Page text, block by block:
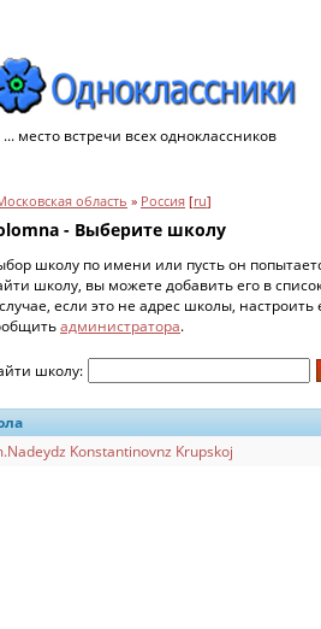
... место встречи всех одноклассников
область » Россия [ru]
- Выберите школу
школу по имени или пусть он
школу, вы можете добавить его в
если это не адрес школы,
администратора.
школу:
Konstantinovnz Krupskoj